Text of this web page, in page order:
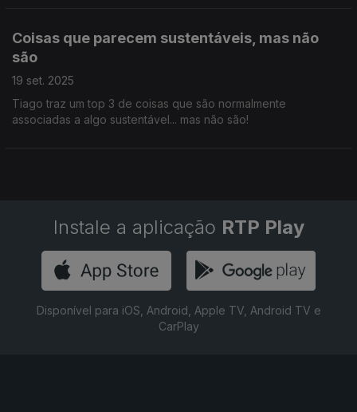
Coisas que parecem sustentáveis, mas não
são
19 set. 2025
Tiago traz um top 3 de coisas que são normalmente
associadas a algo sustentável... mas não são!
Instale a aplicação RTP Play
Disponível para iOS, Android, Apple TV, Android TV e
CarPlay